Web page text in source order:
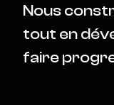
Nous
tout en
faire